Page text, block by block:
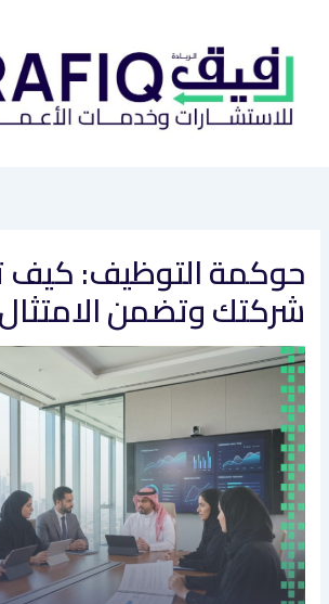
المحتوى
حوكمة التوظيف:
شركتك وتضمن